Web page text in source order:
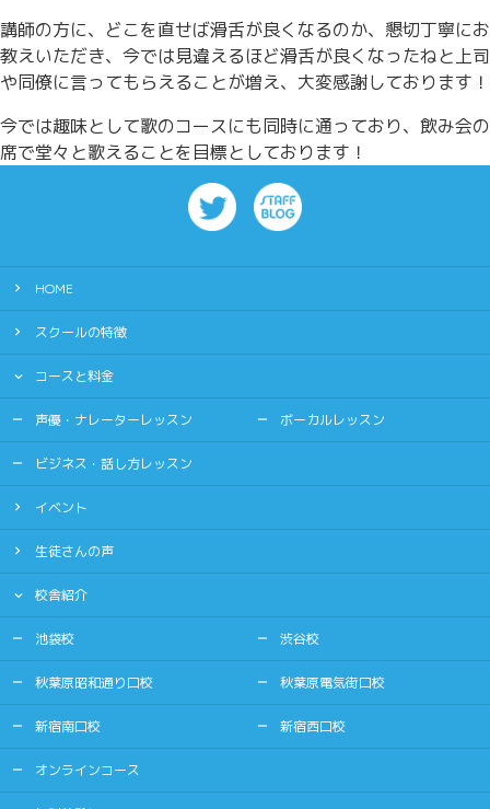
講師の方に、どこを直せば滑舌が良くなるのか、懇切丁寧にお
教えいただき、今では見違えるほど滑舌が良くなったねと上司
や同僚に言ってもらえることが増え、大変感謝しております！
今では趣味として歌のコースにも同時に通っており、飲み会の
席で堂々と歌えることを目標としております！
HOME
スクールの特徴
コースと料金
声優・ナレーターレッスン ボーカルレッスン
ビジネス・話し方レッスン
イベント
生徒さんの声
校舎紹介
池袋校 渋谷校
秋葉原昭和通り口校 秋葉原電気街口校
新宿南口校 新宿西口校
オンラインコース